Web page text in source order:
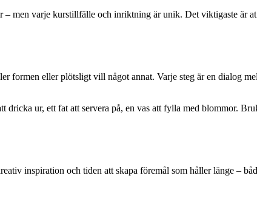
men varje kurstillfälle och inriktning är unik. Det viktigaste är
formen eller plötsligt vill något annat. Varje steg är en dialog
ur, ett fat att servera på, en vas att fylla med blommor.
inspiration och tiden att skapa föremål som håller länge –